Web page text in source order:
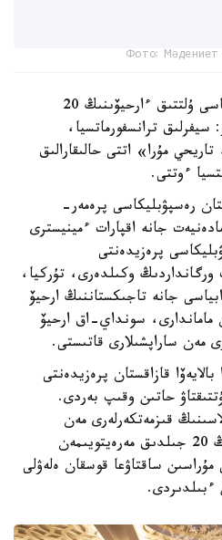
استانادا قازاقستان رەسپۋبليكاسى ۇلتتىق ءارحيۆىنىڭ 20
سيفرلىق ترانسفورماتسيا،
مۇرا» اتتى حالىقارالىق
ءوتتى.
رەسپۋبليكاسى پرەمەر-
جانە اقپارات ءمينيسترى
پرەزيدەنتى
وكىلدەرى، تۇركيا،
جانە تاجىكستاننىڭ ارحيۆ
سونداي-اق ارحيۆ
مەن ساراپشىلارى قاتىستى.
قازاقستان پرەزيدەنتى
حاتىن وقىپ بەردى.
قىزمەتكەرلەرى مەن
ارداگەرلەرىن ۇلتتىق ءارحيۆتىڭ 20 جىلدىق مەرەيتويىمەن
ساقتاۋعا قوسقان ەلەۋلى